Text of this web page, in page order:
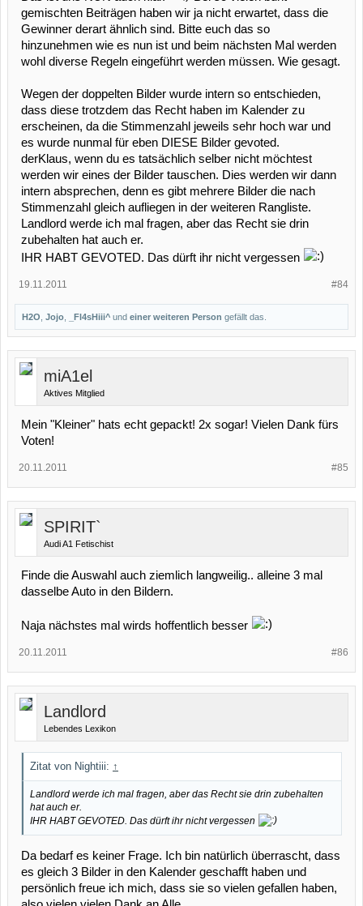
gemischten Beiträgen haben wir ja nicht erwartet, dass die
Gewinner derart ähnlich sind. Bitte euch das so
hinzunehmen wie es nun ist und beim nächsten Mal werden
wohl diverse Regeln eingeführt werden müssen. Wie gesagt.
Wegen der doppelten Bilder wurde intern so entschieden,
dass diese trotzdem das Recht haben im Kalender zu
erscheinen, da die Stimmenzahl jeweils sehr hoch war und
es wurde nunmal für eben DIESE Bilder gevoted.
derKlaus, wenn du es tatsächlich selber nicht möchtest
werden wir eines der Bilder tauschen. Dies werden wir dann
intern absprechen, denn es gibt mehrere Bilder die nach
Stimmenzahl gleich aufliegen in der weiteren Rangliste.
Landlord werde ich mal fragen, aber das Recht sie drin
zubehalten hat auch er.
IHR HABT GEVOTED. Das dürft ihr nicht vergessen
#84
19.11.2011
H2O Jojo _Fl4sHiii^ und einer weiteren Person gefällt das.
miA1el
Aktives Mitglied
Mein "Kleiner" hats echt gepackt! 2x sogar! Vielen Dank fürs
Voten!
#85
20.11.2011
SPIRIT`
Audi A1 Fetischist
Finde die Auswahl auch ziemlich langweilig.. alleine 3 mal
dasselbe Auto in den Bildern.
Naja nächstes mal wirds hoffentlich besser
#86
20.11.2011
Landlord
Lebendes Lexikon
Zitat von Nightiii: ↑
Landlord werde ich mal fragen, aber das Recht sie drin zubehalten
hat auch er.
IHR HABT GEVOTED. Das dürft ihr nicht vergessen
Da bedarf es keiner Frage. Ich bin natürlich überrascht, dass
es gleich 3 Bilder in den Kalender geschafft haben und
persönlich freue ich mich, dass sie so vielen gefallen haben,